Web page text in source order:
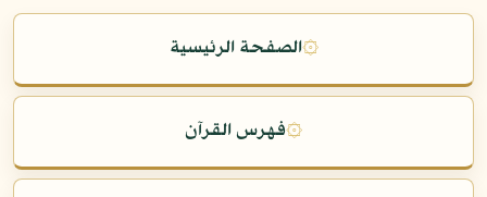
۞الصفحة الرئيسية
۞فهرس القرآن